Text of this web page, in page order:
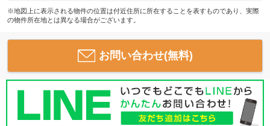
※地図上に表示される物件の位置は付近住所に所在することを表すものであり、実際
の物件所在地とは異なる場合がございます。
お問い合わせ(無料)